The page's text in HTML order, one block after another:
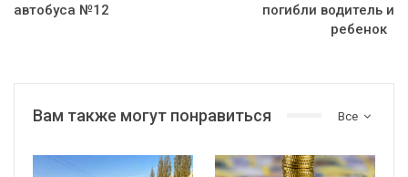
автобуса №12
погибли водитель и
ребенок
Все
Вам также могут понравиться